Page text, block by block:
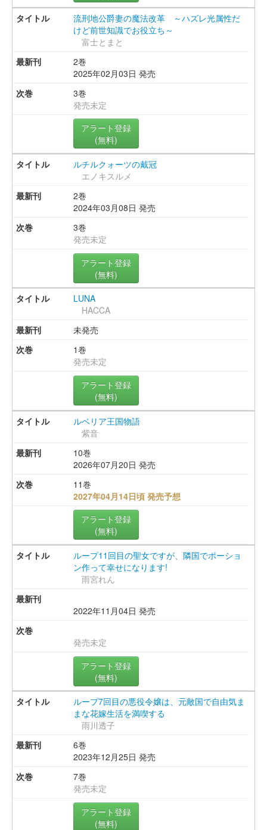
流刑地公爵妻の魔法改革 ～ハズレ光属性だ
けど前世知識でお役立ち～
富士とまと
2巻
2025年02月03日 発売
3巻
発売未定
アラート登録
(無料)
ルチルクォーツの戴冠
エノキスルメ
2巻
2024年03月08日 発売
3巻
発売未定
アラート登録
(無料)
LUNA
HACCA
未発売
1巻
発売未定
アラート登録
(無料)
ルベリア王国物語
紫音
10巻
2026年07月20日 発売
11巻
2027年04月14日頃 発売予想
アラート登録
(無料)
ループ11回目の聖女ですが、隣国でポーショ
ン作って幸せになります!
雨宮れん
2022年11月04日 発売
発売未定
アラート登録
(無料)
ループ7回目の悪役令嬢は、元敵国で自由気ま
まな花嫁生活を満喫する
雨川透子
6巻
2023年12月25日 発売
7巻
発売未定
アラート登録
(無料)